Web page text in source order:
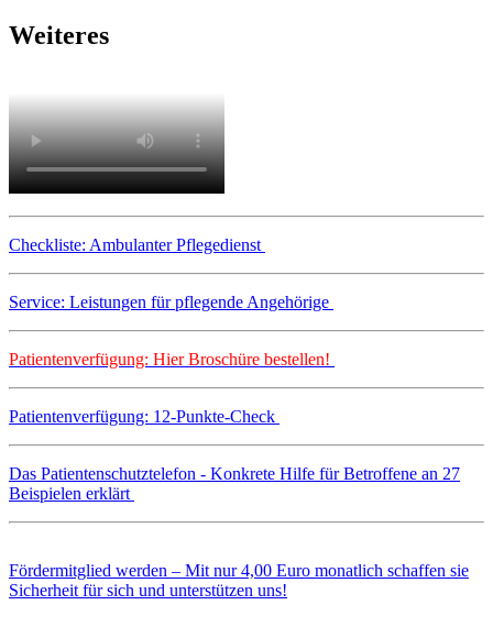
Weiteres
Checkliste: Ambulanter Pflegedienst
Service: Leistungen für pflegende Angehörige
Patientenverfügung: Hier Broschüre bestellen!
Patientenverfügung: 12-Punkte-Check
Das Patientenschutztelefon - Konkrete Hilfe für Betroffene an 27
Beispielen erklärt
Fördermitglied werden – Mit nur 4,00 Euro monatlich schaffen sie
Sicherheit für sich und unterstützen uns!